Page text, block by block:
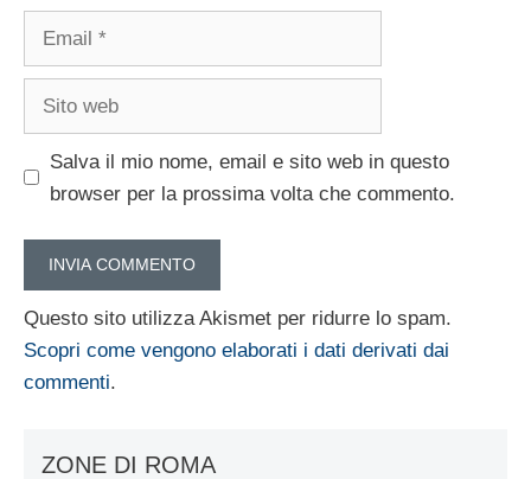
Email
Sito
Salva il mio nome, email e sito web in questo
browser per la prossima volta che commento.
Questo sito utilizza Akismet per ridurre lo spam.
Scopri come vengono elaborati i dati derivati dai
commenti.
ZONE DI ROMA